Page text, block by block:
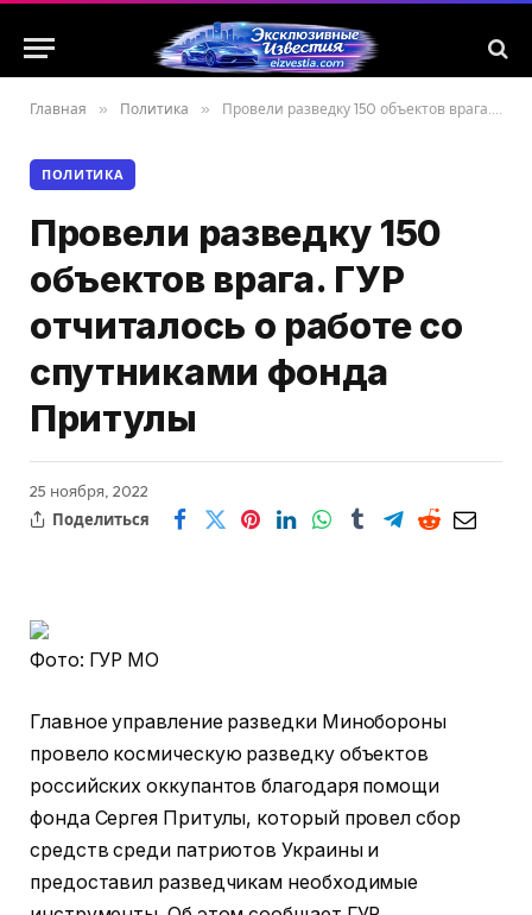
Главная » Политика » Провели разведку 150 объектов врага. ГУР отчиталось о работе со спутниками фонда Притулы
ПОЛИТИКА
Провели разведку 150
объектов врага. ГУР
отчиталось о работе со
спутниками фонда
Притулы
25 ноября, 2022
Поделиться
Фото: ГУР МО
Главное управление разведки Минобороны
провело космическую разведку объектов
российских оккупантов благодаря помощи
фонда Сергея Притулы, который провел сбор
средств среди патриотов Украины и
предоставил разведчикам необходимые